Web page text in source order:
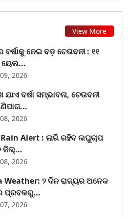
View More
ବର୍ଷାକୁ ନେଇ ବଡ଼ ଚେତାବନୀ : ୧୧
ୟେଲ...
2026
ଯାଏ ବର୍ଷା ସମ୍ଭାବନା, ଚେତାବନୀ
2026
Alert : ଲାଗି ରହିବ ଲଘୁଚାପ
ଜିଲ୍...
2026
Weather: ୨ ଦିନ ରାଜ୍ୟର ଅନେକ
ପ୍ରବଳରୁ...
2026